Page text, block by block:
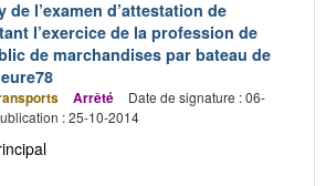
l’examen d’attestation de
l’exercice de la profession de
de marchandises par bateau de
Arrêté
Date de signature : 06-
: 25-10-2014